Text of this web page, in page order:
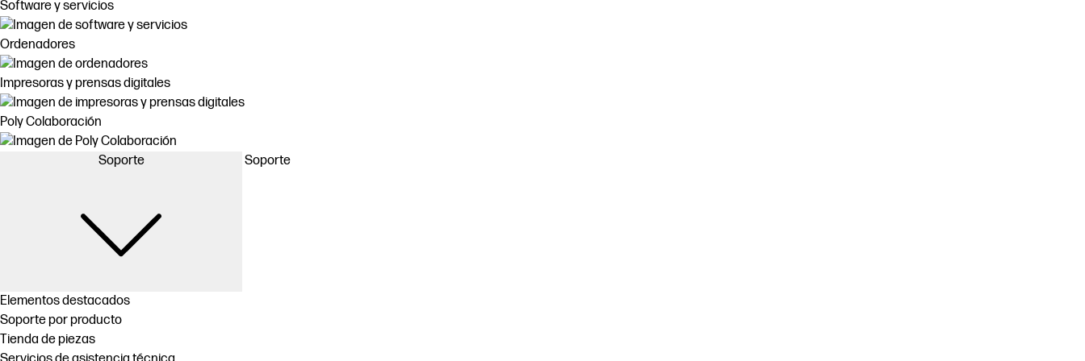
Software y servicios
Ordenadores
Impresoras y prensas digitales
Poly Colaboración
Soporte Soporte
Elementos destacados
Soporte por producto
Tienda de piezas